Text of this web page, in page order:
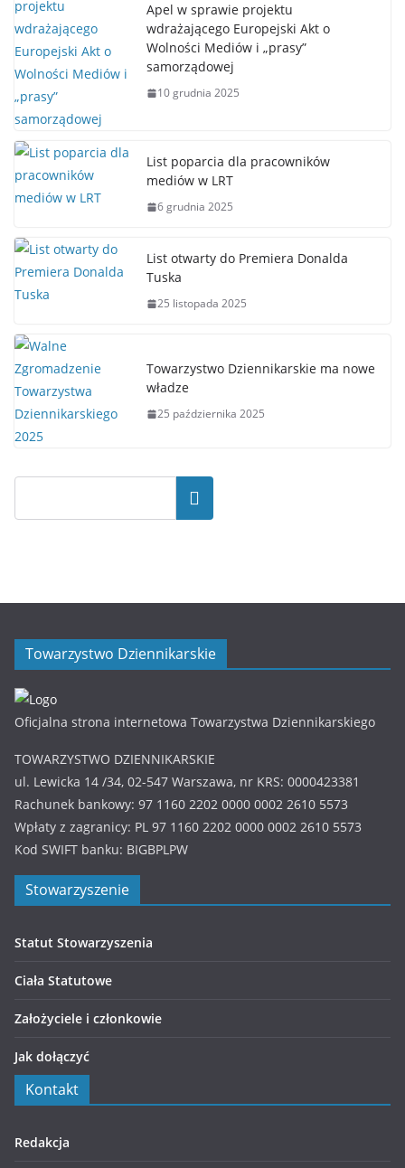
Apel w sprawie projektu
wdrażającego Europejski Akt o
Wolności Mediów i „prasy”
samorządowej
10 grudnia 2025
List poparcia dla pracowników
mediów w LRT
6 grudnia 2025
List otwarty do Premiera Donalda
Tuska
25 listopada 2025
Towarzystwo Dziennikarskie ma nowe
władze
25 października 2025
Towarzystwo Dziennikarskie
Oficjalna strona internetowa Towarzystwa Dziennikarskiego
TOWARZYSTWO DZIENNIKARSKIE
ul. Lewicka 14 /34, 02-547 Warszawa, nr KRS: 0000423381
Rachunek bankowy: 97 1160 2202 0000 0002 2610 5573
Wpłaty z zagranicy: PL 97 1160 2202 0000 0002 2610 5573
Kod SWIFT banku: BIGBPLPW
Stowarzyszenie
Statut Stowarzyszenia
Ciała Statutowe
Założyciele i członkowie
Jak dołączyć
Kontakt
Redakcja